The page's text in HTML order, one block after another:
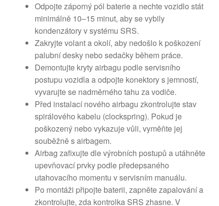
Odpojte záporný pól baterie a nechte vozidlo stát
minimálně 10–15 minut, aby se vybily
kondenzátory v systému SRS.
Zakryjte volant a okolí, aby nedošlo k poškození
palubní desky nebo sedačky během práce.
Demontujte kryty airbagu podle servisního
postupu vozidla a odpojte konektory s jemností,
vyvarujte se nadměrného tahu za vodiče.
Před instalací nového airbagu zkontrolujte stav
spirálového kabelu (clockspring). Pokud je
poškozený nebo vykazuje vůli, vyměňte jej
souběžně s airbagem.
Airbag zafixujte dle výrobních postupů a utáhněte
upevňovací prvky podle předepsaného
utahovacího momentu v servisním manuálu.
Po montáži připojte baterii, zapněte zapalování a
zkontrolujte, zda kontrolka SRS zhasne. V